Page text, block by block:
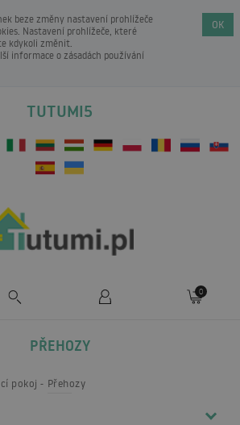
beze změny nastavení prohlížeče
Nastavení prohlížeče, které
kdykoli změnit.
informace o zásadách používání
OK
TUTUMI5
0
PŘEHOZY
pokoj Přehozy